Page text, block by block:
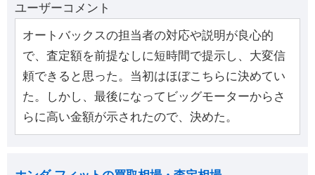
ユーザーコメント
オートバックスの担当者の対応や説明が良心的
で、査定額を前提なしに短時間で提示し、大変信
頼できると思った。当初はほぼこちらに決めてい
た。しかし、最後になってビッグモーターからさ
らに高い金額が示されたので、決めた。